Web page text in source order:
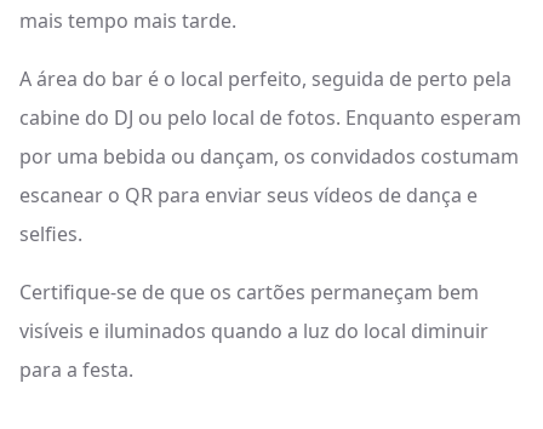
mais tempo mais tarde.
A área do bar é o local perfeito, seguida de perto pela
cabine do DJ ou pelo local de fotos. Enquanto esperam
por uma bebida ou dançam, os convidados costumam
escanear o QR para enviar seus vídeos de dança e
selfies.
Certifique-se de que os cartões permaneçam bem
visíveis e iluminados quando a luz do local diminuir
para a festa.